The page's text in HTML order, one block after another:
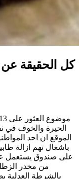
الحيرة والخوف
الموقع ان احد
باشغال تهم ازالة
على صندوق يستعمل
بالشرطة العدلية